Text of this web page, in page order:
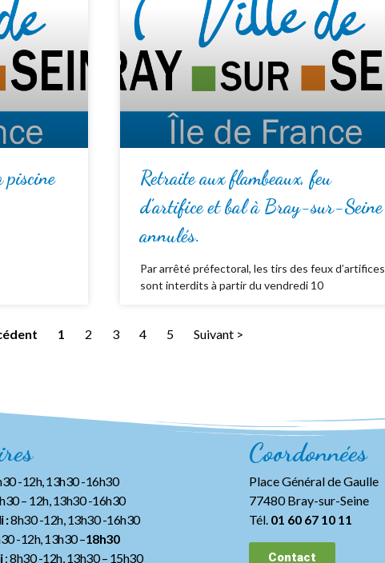
piscine
Retraite aux flambeaux, feu
d’artifice et bal à Bray-sur-Seine
annulés.
Par arrêté préfectoral, les tirs des feux d’artifices
sont interdits à partir du vendredi 10
1 2 3 4 5 Suivant >
-12h, 13h30 -16h30
– 12h, 13h30 -16h30
:8h30 -12h, 13h30 -16h30
-12h, 13h30 –18h30
: 8h30 -12h, 13h30– 15h30
Coordonnées
Place Général de Gaulle
77480 Bray-sur-Seine
Tél. 01 60 67 10 11
Contact